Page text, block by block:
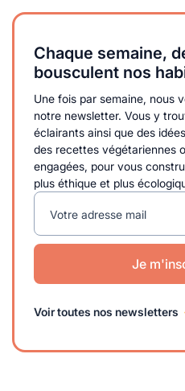
Chaque semaine,
bousculent nos
Une fois par semaine, nous
notre newsletter. Vous y
éclairants ainsi que des
des recettes végétariennes
engagées, pour vous
plus éthique et plus
Votre adresse mail
Je
Voir toutes nos newsletters